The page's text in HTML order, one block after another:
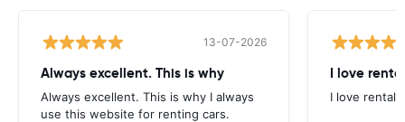
13-07-2026
Always excellent. This is why
Always excellent. This is why I always
use this website for renting cars.
I love
I love rental